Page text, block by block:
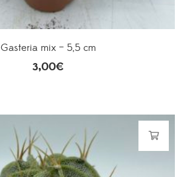
Gasteria mix – 5,5 cm
3,00€